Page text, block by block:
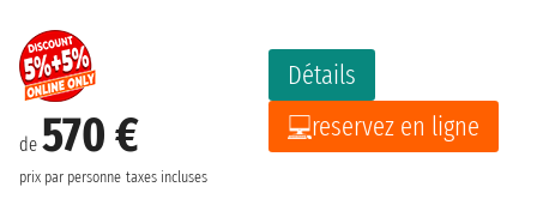
de 570 €
prix par personne taxes incluses
Détails
reservez en ligne